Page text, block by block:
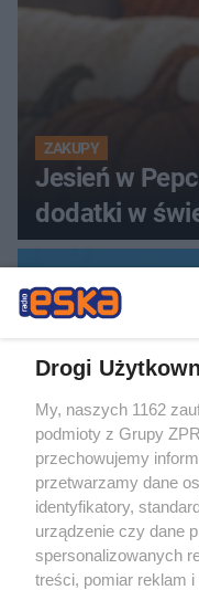
ZAKUPY
Jesień w
dodatki w
TEST OSOBOWOŚCI
Psychotest.
sprawdź, jaki
Drogi
My, naszych 1162
podmioty z Grupy
przechowujemy
przetwarzamy dane
identyfikatory,
urządzenie czy dane
spersonalizowanych
treści, pomiar reklam